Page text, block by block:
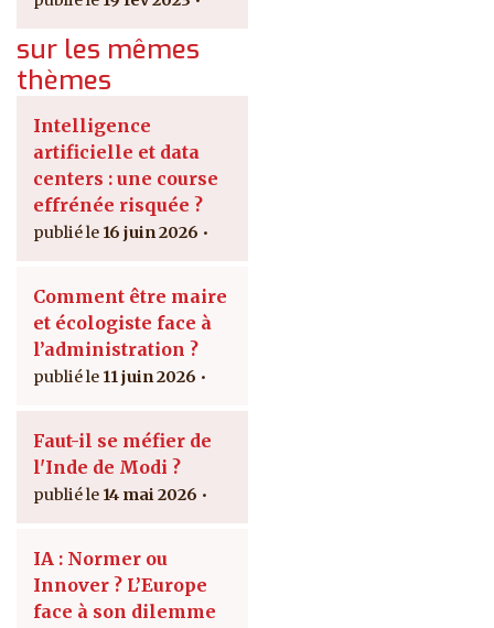
sur les mêmes
thèmes
Intelligence
artificielle et data
centers : une course
effrénée risquée ?
16 juin 2026
Comment être maire
et écologiste face à
l’administration ?
11 juin 2026
Faut-il se méfier de
l'Inde de Modi ?
14 mai 2026
IA : Normer ou
Innover ? L’Europe
face à son dilemme